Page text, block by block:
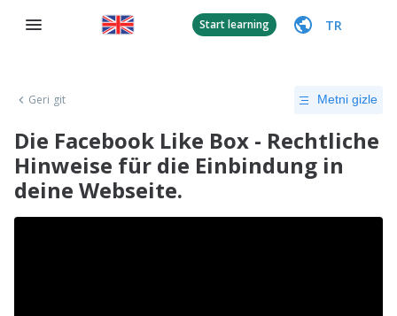
Start learning TR
Geri git Metni gizle
Die Facebook Like Box - Rechtliche
Hinweise für die Einbindung in
deine Webseite.